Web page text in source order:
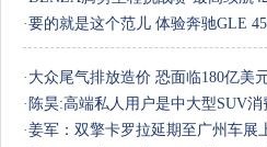
·要的就是这个范儿 体验奔驰GLE
· 大众尾气排放造价 恐面临180亿美
· 陈昊:高端私人用户是中大型SUV消
·姜军：双擎卡罗拉延期至广州车展